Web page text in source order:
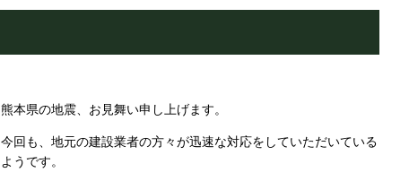
熊本県の地震、お見舞い申し上げます。
今回も、地元の建設業者の方々が迅速な対応をしていただいている
ようです。